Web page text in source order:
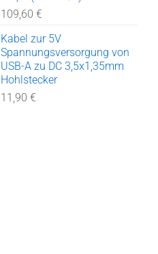
109,60 €
Kabel zur 5V
Spannungsversorgung von
USB-A zu DC 3,5x1,35mm
Hohlstecker
11,90 €